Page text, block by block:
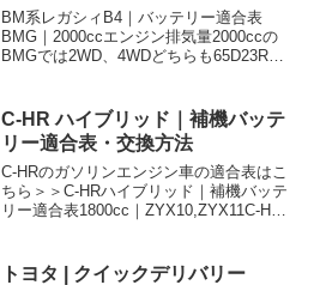
BM系レガシィB4｜バッテリー適合表
BMG｜2000ccエンジン排気量2000ccの
BMGでは2WD、4WDどちらも65D23Rが
始新車搭載寒冷地仕様DBA-BMGF...
C-HR ハイブリッド｜補機バッテ
リー適合表・交換方法
C-HRのガソリンエンジン車の適合表はこ
ちら＞＞C-HRハイブリッド｜補機バッテ
リー適合表1800cc｜ZYX10,ZYX11C-HR
す。マイナーチェンジ後も変更はあ...
トヨタ | クイックデリバリー